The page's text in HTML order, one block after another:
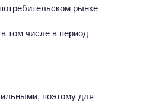
рынке
том числе в период
поэтому для